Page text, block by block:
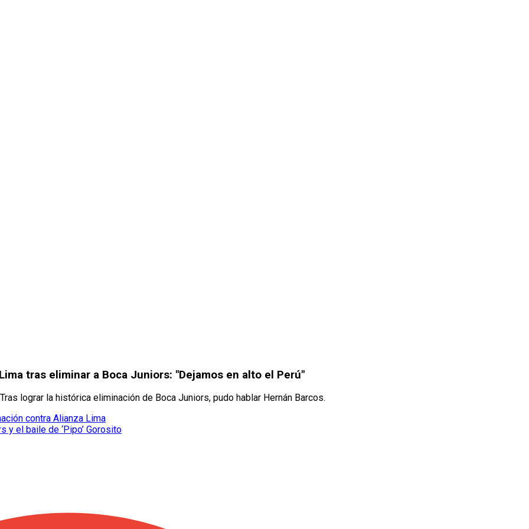
tras eliminar a Boca Juniors: "Dejamos en alto el Perú"
lograr la histórica eliminación de Boca Juniors, pudo hablar Hernán Barcos.
contra Alianza Lima
y el baile de ‘Pipo’ Gorosito